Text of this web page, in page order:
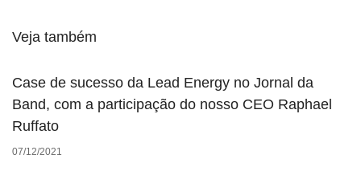
Veja também
Case de sucesso da Lead Energy no Jornal da
Band, com a participação do nosso CEO Raphael
Ruffato
07/12/2021